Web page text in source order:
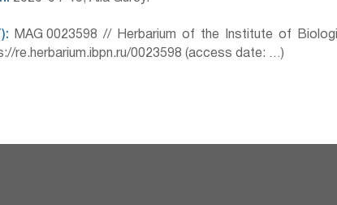
MAG 0023598 // Herbarium of the Institute of
re.herbarium.ibpn.ru/0023598 (access date: …)